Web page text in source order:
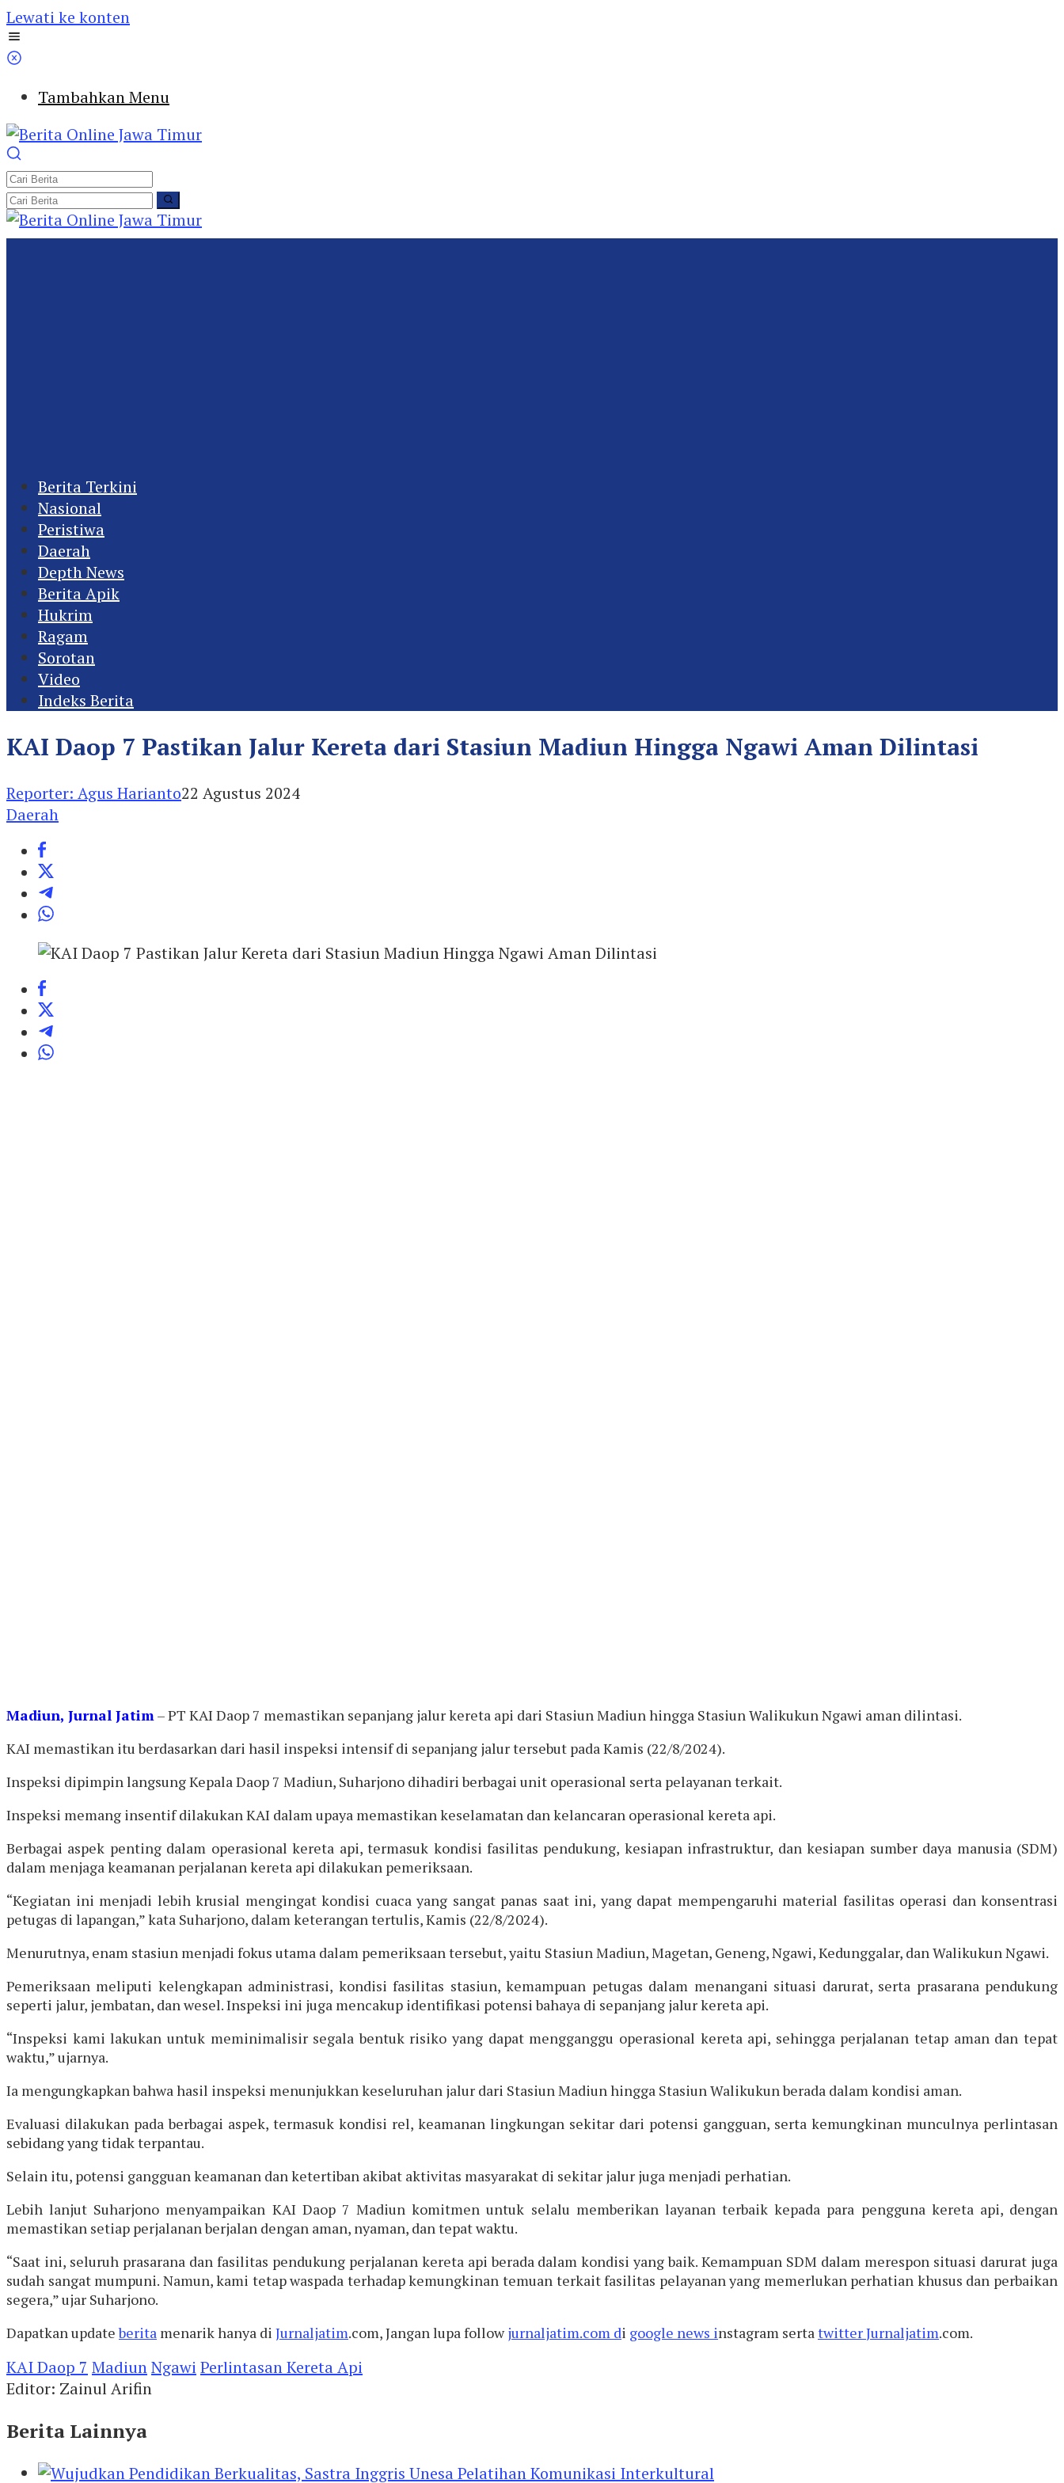
Lewati ke konten
Tambahkan Menu
Berita Terkini
Nasional
Peristiwa
Daerah
Depth News
Berita Apik
Hukrim
Ragam
Sorotan
Video
Indeks Berita
KAI Daop 7 Pastikan Jalur Kereta dari Stasiun Madiun Hingga Ngawi Aman Dilintasi
Reporter: Agus Harianto22 Agustus 2024
Daerah
Madiun, Jurnal Jatim – PT KAI Daop 7 memastikan sepanjang jalur kereta api dari Stasiun Madiun hingga Stasiun Walikukun Ngawi aman dilintasi.
KAI memastikan itu berdasarkan dari hasil inspeksi intensif di sepanjang jalur tersebut pada Kamis (22/8/2024).
Inspeksi dipimpin langsung Kepala Daop 7 Madiun, Suharjono dihadiri berbagai unit operasional serta pelayanan terkait.
Inspeksi memang insentif dilakukan KAI dalam upaya memastikan keselamatan dan kelancaran operasional kereta api.
Berbagai aspek penting dalam operasional kereta api, termasuk kondisi fasilitas pendukung, kesiapan infrastruktur, dan kesiapan sumber daya manusia (SDM)
dalam menjaga keamanan perjalanan kereta api dilakukan pemeriksaan.
“Kegiatan ini menjadi lebih krusial mengingat kondisi cuaca yang sangat panas saat ini, yang dapat mempengaruhi material fasilitas operasi dan konsentrasi
petugas di lapangan,” kata Suharjono, dalam keterangan tertulis, Kamis (22/8/2024).
Menurutnya, enam stasiun menjadi fokus utama dalam pemeriksaan tersebut, yaitu Stasiun Madiun, Magetan, Geneng, Ngawi, Kedunggalar, dan Walikukun Ngawi.
Pemeriksaan meliputi kelengkapan administrasi, kondisi fasilitas stasiun, kemampuan petugas dalam menangani situasi darurat, serta prasarana pendukung
seperti jalur, jembatan, dan wesel. Inspeksi ini juga mencakup identifikasi potensi bahaya di sepanjang jalur kereta api.
“Inspeksi kami lakukan untuk meminimalisir segala bentuk risiko yang dapat mengganggu operasional kereta api, sehingga perjalanan tetap aman dan tepat
waktu,” ujarnya.
Ia mengungkapkan bahwa hasil inspeksi menunjukkan keseluruhan jalur dari Stasiun Madiun hingga Stasiun Walikukun berada dalam kondisi aman.
Evaluasi dilakukan pada berbagai aspek, termasuk kondisi rel, keamanan lingkungan sekitar dari potensi gangguan, serta kemungkinan munculnya perlintasan
sebidang yang tidak terpantau.
Selain itu, potensi gangguan keamanan dan ketertiban akibat aktivitas masyarakat di sekitar jalur juga menjadi perhatian.
Lebih lanjut Suharjono menyampaikan KAI Daop 7 Madiun komitmen untuk selalu memberikan layanan terbaik kepada para pengguna kereta api, dengan
memastikan setiap perjalanan berjalan dengan aman, nyaman, dan tepat waktu.
“Saat ini, seluruh prasarana dan fasilitas pendukung perjalanan kereta api berada dalam kondisi yang baik. Kemampuan SDM dalam merespon situasi darurat juga
sudah sangat mumpuni. Namun, kami tetap waspada terhadap kemungkinan temuan terkait fasilitas pelayanan yang memerlukan perhatian khusus dan perbaikan
segera,” ujar Suharjono.
Dapatkan updateberita menarik hanya di Jurnaljatim.com, Jangan lupa followjurnaljatim.com di google news instagram serta twitterJurnaljatim.com.
KAI Daop 7 MadiunNgawi Perlintasan Kereta Api
Editor: Zainul Arifin
Berita Lainnya